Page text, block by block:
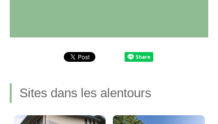
Sites dans les alentours